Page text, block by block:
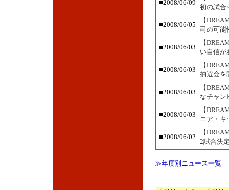
■2008/06/09
初の試合
■2008/06/05
【
司の可能
■2008/06/03
【
い自信が
■2008/06/03
【
抽選会を
■2008/06/03
【
なチャン
■2008/06/03
【
ニア・キ
■2008/06/02
【
2試合決
≫年度別ニュース一覧